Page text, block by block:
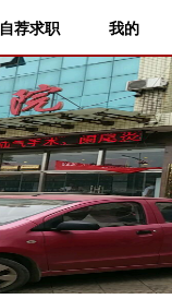
自荐求职 我的